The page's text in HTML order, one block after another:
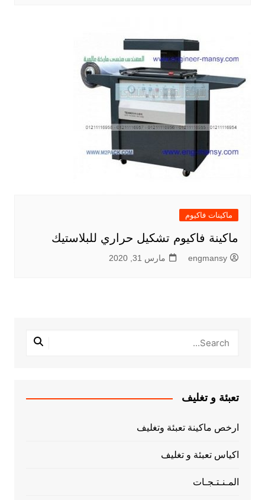
ماكينات فاكيوم
ماكينة فاكيوم تشكيل حراري للبلاستيك
engmansy مارس 31, 2020
تعبئة و تغليف
ارخص ماكينة تعبئة وتغليف
اكياس تعبئة و تغليف
المـنـتـجـات